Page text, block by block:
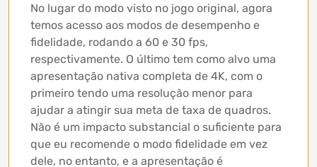
No lugar do modo visto no jogo original, agora
temos acesso aos modos de desempenho e
fidelidade, rodando a 60 e 30 fps,
respectivamente. O último tem como alvo uma
apresentação nativa completa de 4K, com o
primeiro tendo uma resolução menor para
ajudar a atingir sua meta de taxa de quadros.
Não é um impacto substancial o suficiente para
que eu recomende o modo fidelidade em vez
dele, no entanto, e a apresentação é